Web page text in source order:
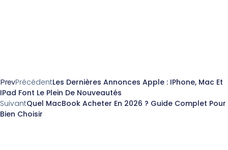
PrevPrécédentLes Dernières Annonces Apple : IPhone, Mac Et
IPad Font Le Plein De Nouveautés
SuivantQuel MacBook Acheter En 2026 ? Guide Complet Pour
Bien Choisir